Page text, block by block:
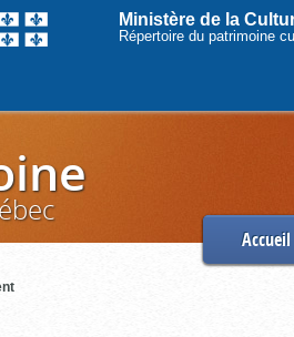
Ministère de la
Répertoire du patrimoine
Accueil